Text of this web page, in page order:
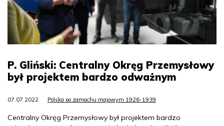
P. Gliński: Centralny Okręg Przemysłowy
był projektem bardzo odważnym
07.07.2022 Polska po zamachu majowym 1926-1939
Centralny Okręg Przemysłowy był projektem bardzo